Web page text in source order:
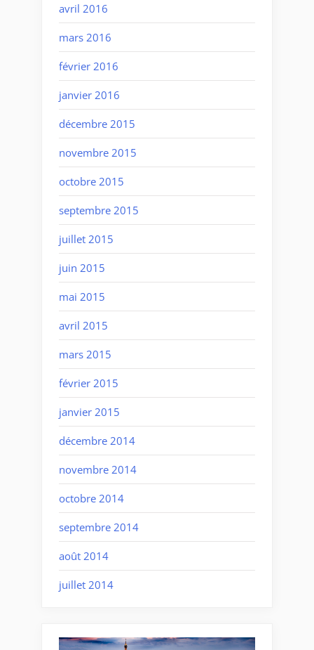
avril 2016
mars 2016
février 2016
janvier 2016
décembre 2015
novembre 2015
octobre 2015
septembre 2015
juillet 2015
juin 2015
mai 2015
avril 2015
mars 2015
février 2015
janvier 2015
décembre 2014
novembre 2014
octobre 2014
septembre 2014
août 2014
juillet 2014